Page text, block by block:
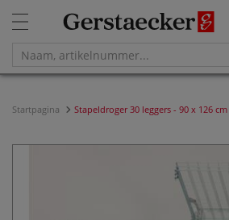
Startpagina Stapeldroger 30 leggers - 90 x 126 cm